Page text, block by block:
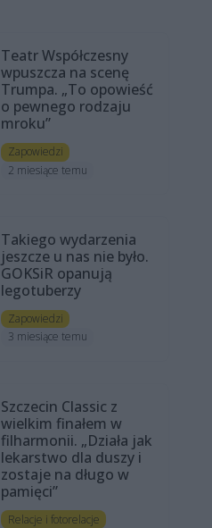
Teatr Współczesny
wpuszcza na scenę
Trumpa. „To opowieść
o pewnego rodzaju
mroku”
Zapowiedzi
2 miesiące temu
Takiego wydarzenia
jeszcze u nas nie było.
GOKSiR opanują
legotuberzy
Zapowiedzi
3 miesiące temu
Szczecin Classic z
wielkim finałem w
filharmonii. „Działa jak
lekarstwo dla duszy i
zostaje na długo w
pamięci”
Relacje i fotorelacje